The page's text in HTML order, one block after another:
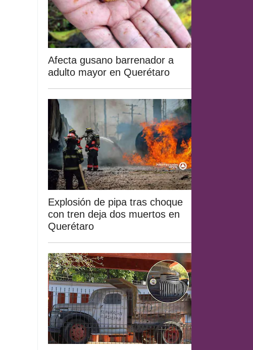
Afecta gusano barrenador a
adulto mayor en Querétaro
Explosión de pipa tras choque
con tren deja dos muertos en
Querétaro